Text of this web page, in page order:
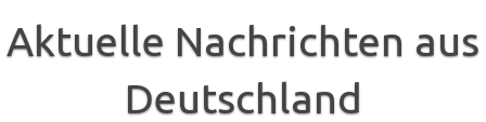
springen
Aktuelle Nachrichten aus
Deutschland